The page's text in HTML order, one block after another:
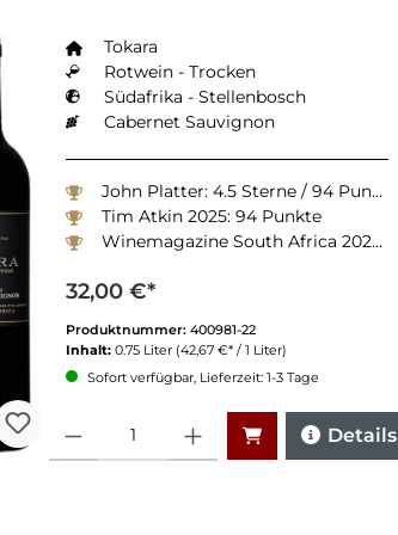
Tokara
Rotwein - Trocken
Südafrika - Stellenbosch
Cabernet Sauvignon
John Platter: 4.5 Sterne / 94 Punkte
Tim Atkin 2025: 94 Punkte
Winemagazine South Africa 2025: 90 Punkte
32,00 €*
Produktnummer: 400981-22
Inhalt: 0.75 Liter (42,67 €* / 1 Liter)
Sofort verfügbar, Lieferzeit: 1-3 Tage
Details